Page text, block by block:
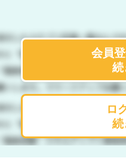
会員
ロ